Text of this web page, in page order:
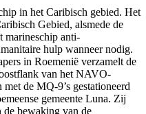
in het Caribisch gebied. Het
Gebied, alsmede de
marineschip anti-
hulp wanneer nodig.
in Roemenië verzamelt de
van het NAVO-
de MQ-9’s gestationeerd
gemeente Luna. Zij
de bewaking van de